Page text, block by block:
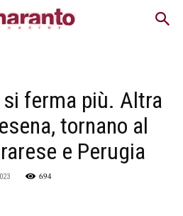
si ferma più. Altra
tornano al
e Perugia
694